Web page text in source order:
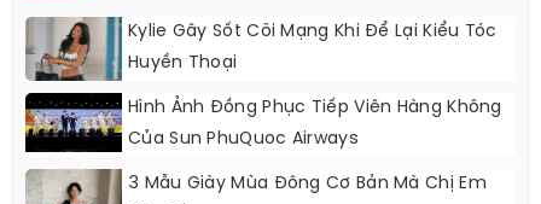
Kylie Gây Sốt Cõi Mạng Khi Để Lại Kiểu Tóc
Huyền Thoại
Hình Ảnh Đồng Phục Tiếp Viên Hàng Không
Của Sun PhuQuoc Airways
3 Mẫu Giày Mùa Đông Cơ Bản Mà Chị Em